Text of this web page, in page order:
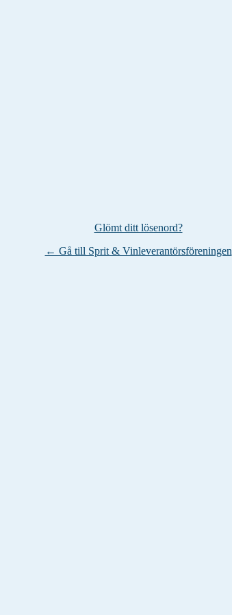
Glömt ditt lösenord?
← Gå till Sprit & Vinleverantörsföreningen